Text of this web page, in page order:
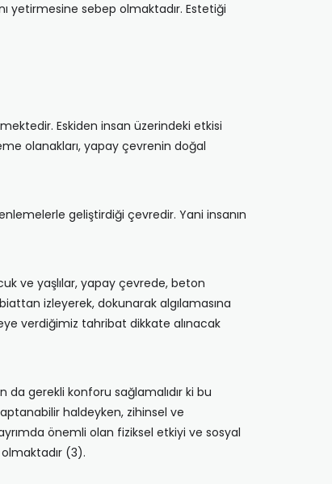
yetirmesine sebep olmaktadır. Estetiği
Eskiden insan üzerindeki etkisi
olanakları, yapay çevrenin doğal
geliştirdiği çevredir. Yani insanın
ve yaşlılar, yapay çevrede, beton
izleyerek, dokunarak algılamasına
verdiğimiz tahribat dikkate alınacak
da gerekli konforu sağlamalıdır ki bu
haldeyken, zihinsel ve
önemli olan fiziksel etkiyi ve sosyal
(3).